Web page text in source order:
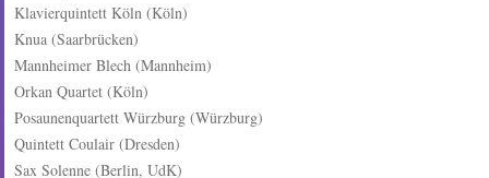
Klavierquintett Köln (Köln)
Knua (Saarbrücken)
Mannheimer Blech (Mannheim)
Orkan Quartet (Köln)
Posaunenquartett Würzburg (Würzburg)
Quintett Coulair (Dresden)
Sax Solenne (Berlin, UdK)